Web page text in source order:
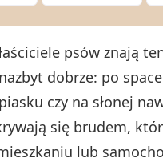
psów znają
nazbyt dobrze: po
piasku czy na słonej
się brudem,
lub